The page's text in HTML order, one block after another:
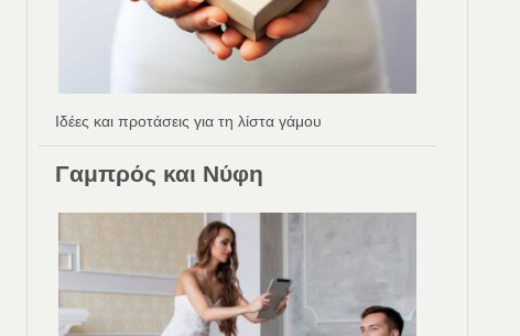
Ιδέες και προτάσεις για τη λίστα γάμου
Γαμπρός και Νύφη